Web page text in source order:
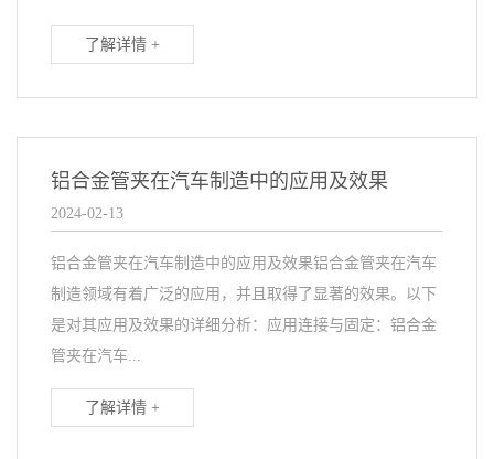
了解详情 +
铝合金管夹在汽车制造中的应用及效果
2024-02-13
铝合金管夹在汽车制造中的应用及效果铝合金管夹在汽车
制造领域有着广泛的应用，并且取得了显著的效果。以下
是对其应用及效果的详细分析：应用连接与固定：铝合金
管夹在汽车...
了解详情 +